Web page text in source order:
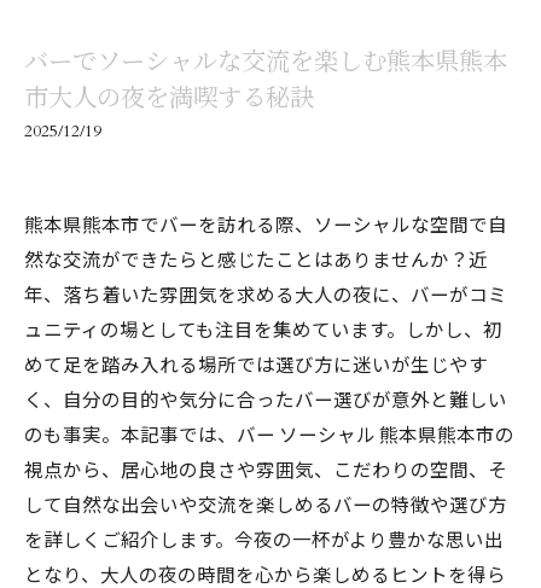
バーでソーシャルな交流を楽しむ熊本県熊本
市大人の夜を満喫する秘訣
2025/12/19
熊本県熊本市でバーを訪れる際、ソーシャルな空間で自
然な交流ができたらと感じたことはありませんか？近
年、落ち着いた雰囲気を求める大人の夜に、バーがコミ
ュニティの場としても注目を集めています。しかし、初
めて足を踏み入れる場所では選び方に迷いが生じやす
く、自分の目的や気分に合ったバー選びが意外と難しい
のも事実。本記事では、バー ソーシャル 熊本県熊本市の
視点から、居心地の良さや雰囲気、こだわりの空間、そ
して自然な出会いや交流を楽しめるバーの特徴や選び方
を詳しくご紹介します。今夜の一杯がより豊かな思い出
となり、大人の夜の時間を心から楽しめるヒントを得ら